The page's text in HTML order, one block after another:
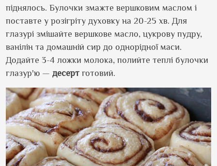
піднялось. Булочки змажте вершковим маслом і
поставте у розігріту духовку на 20-25 хв. Для
глазурі змішайте вершкове масло, цукрову пудру,
ванілін та домашній сир до однорідної маси.
Додайте 3-4 ложки молока, полийте теплі булочки
глазур'ю — десерт готовий.